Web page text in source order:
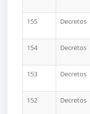
155
Decretos
154
Decretos
153
Decretos
152
Decretos